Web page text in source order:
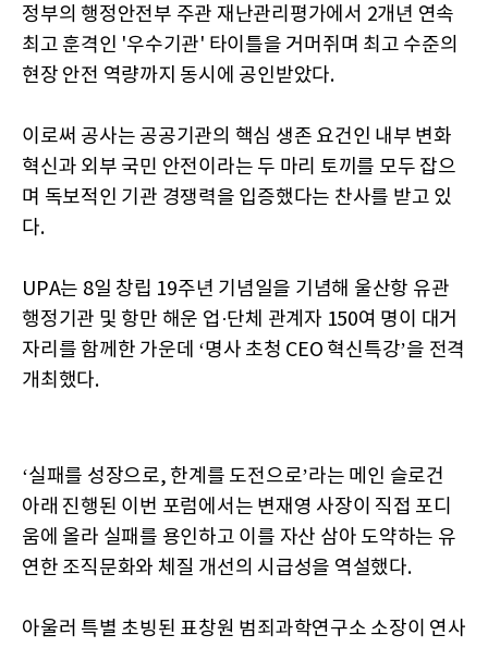
정부의 행정안전부 주관 재난관리평가에서 2개년 연속
최고 훈격인 '우수기관' 타이틀을 거머쥐며 최고 수준의
현장 안전 역량까지 동시에 공인받았다.
이로써 공사는 공공기관의 핵심 생존 요건인 내부 변화
혁신과 외부 국민 안전이라는 두 마리 토끼를 모두 잡으
며 독보적인 기관 경쟁력을 입증했다는 찬사를 받고 있
다.
UPA는 8일 창립 19주년 기념일을 기념해 울산항 유관
행정기관 및 항만 해운 업·단체 관계자 150여 명이 대거
자리를 함께한 가운데 ‘명사 초청 CEO 혁신특강’을 전격
개최했다.
‘실패를 성장으로, 한계를 도전으로’라는 메인 슬로건
아래 진행된 이번 포럼에서는 변재영 사장이 직접 포디
움에 올라 실패를 용인하고 이를 자산 삼아 도약하는 유
연한 조직문화와 체질 개선의 시급성을 역설했다.
아울러 특별 초빙된 표창원 범죄과학연구소 소장이 연사